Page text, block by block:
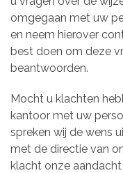
omgegaan met uw
en neem hierover
best doen om deze
beantwoorden.
Mocht u klachten
kantoor met uw
spreken wij de wens
met de directie van
klacht onze aandacht